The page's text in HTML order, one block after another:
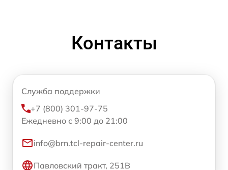
Контакты
Служба поддержки
+7 (800) 301-97-75
Ежедневно с 9:00 до 21:00
info@brn.tcl-repair-center.ru
Павловский тракт, 251В